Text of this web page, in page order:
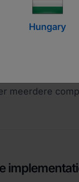
u hoe u een
meerdere
Hungary